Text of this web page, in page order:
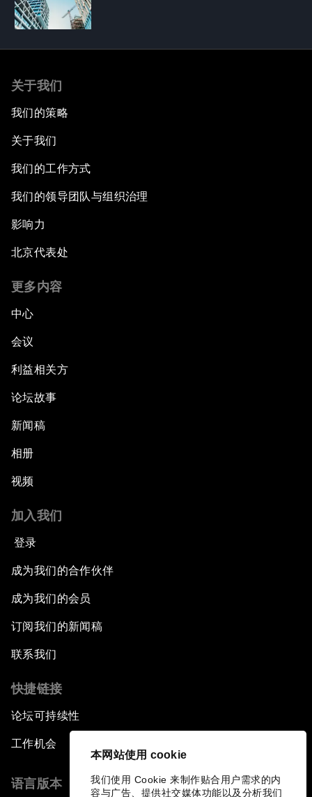
本网站使用 cookie
我们使用 Cookie 来制作贴合用户需求的内
容与广告、提供社交媒体功能以及分析我们
关于我们
我们的策略
关于我们
我们的工作方式
我们的领导团队与组织治理
影响力
北京代表处
更多内容
中心
会议
利益相关方
论坛故事
新闻稿
相册
视频
加入我们
登录
成为我们的合作伙伴
成为我们的会员
订阅我们的新闻稿
联系我们
快捷链接
论坛可持续性
工作机会
语言版本